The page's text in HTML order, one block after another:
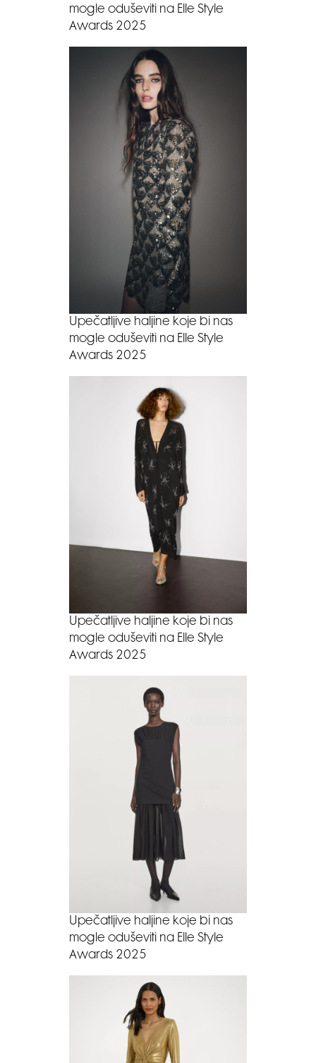
mogle oduševiti na Elle Style
Awards 2025
Upečatljive haljine koje bi nas
mogle oduševiti na Elle Style
Awards 2025
Upečatljive haljine koje bi nas
mogle oduševiti na Elle Style
Awards 2025
Upečatljive haljine koje bi nas
mogle oduševiti na Elle Style
Awards 2025